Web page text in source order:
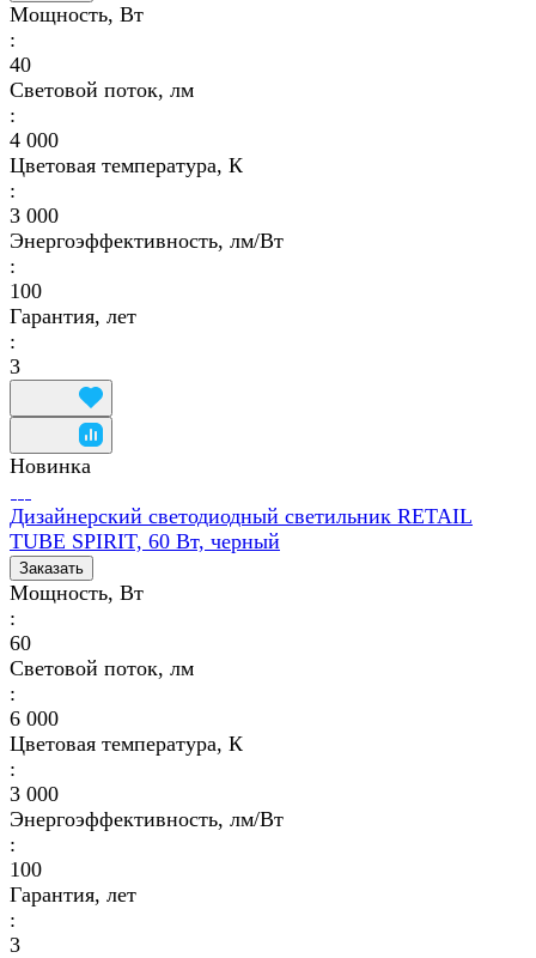
Мощность, Вт
:
40
Световой поток, лм
:
4 000
Цветовая температура, К
:
3 000
Энергоэффективность, лм/Вт
:
100
Гарантия, лет
:
3
Новинка
Дизайнерский светодиодный светильник RETAIL
TUBE SPIRIT, 60 Вт, черный
Заказать
Мощность, Вт
:
60
Световой поток, лм
:
6 000
Цветовая температура, К
:
3 000
Энергоэффективность, лм/Вт
:
100
Гарантия, лет
:
3